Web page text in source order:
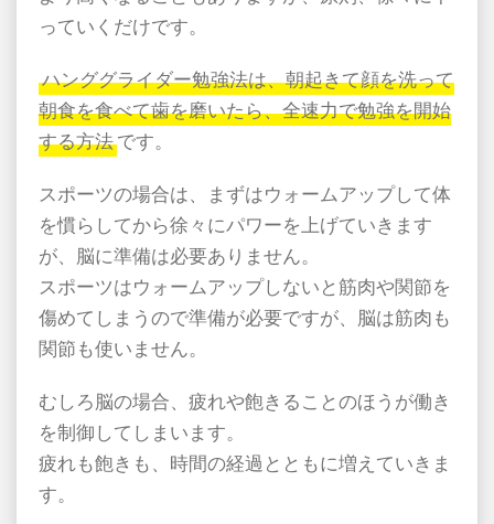
っていくだけです。
ハンググライダー勉強法は、朝起きて顔を洗って
朝食を食べて歯を磨いたら、全速力で勉強を開始
する方法 です。
スポーツの場合は、まずはウォームアップして体
を慣らしてから徐々にパワーを上げていきます
が、脳に準備は必要ありません。
スポーツはウォームアップしないと筋肉や関節を
傷めてしまうので準備が必要ですが、脳は筋肉も
関節も使いません。
むしろ脳の場合、疲れや飽きることのほうが働き
を制御してしまいます。
疲れも飽きも、時間の経過とともに増えていきま
す。